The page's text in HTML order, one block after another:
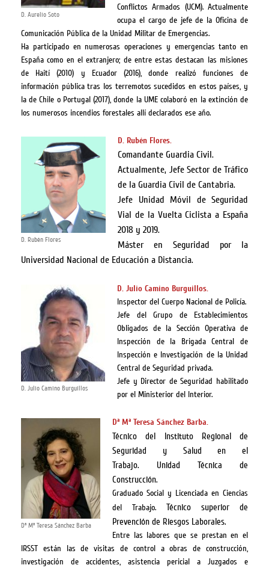
D. Aurelio Soto
Conflictos Armados (UCM). Actualmente
ocupa el cargo de jefe de la Oficina de
Comunicación Pública de la Unidad Militar de Emergencias.
Ha participado en numerosas operaciones y emergencias tanto en
España como en el extranjero; de entre estas destacan las misiones
de Haití (2010) y Ecuador (2016), donde realizó funciones de
información pública tras los terremotos sucedidos en estos países, y
la de Chile o Portugal (2017), donde la UME colaboró en la extinción de
los numerosos incendios forestales allí declarados ese año.
D. Rubén Flores
D. Rubén Flores.
Comandante Guardia Civil.
Actualmente, Jefe Sector de Tráfico
de la Guardia Civil de Cantabria.
Jefe Unidad Móvil de Seguridad
Vial de la Vuelta Ciclista a España
2018 y 2019.
Máster en Seguridad por la
Universidad Nacional de Educación a Distancia.
D. Julio Camino Burguillos
D. Julio Camino Burguillos.
Inspector del Cuerpo Nacional de Policía.
Jefe del Grupo de Establecimientos
Obligados de la Sección Operativa de
Inspección de la Brigada Central de
Inspección e Investigación de la Unidad
Central de Seguridad privada.
Jefe y Director de Seguridad habilitado
por el Ministerior del Interior.
Dª Mª Teresa Sánchez Barba
Dª Mª Teresa Sánchez Barba.
Técnico del Instituto Regional de
Seguridad y Salud en el
Trabajo. Unidad Técnica de
Construcción.
Graduado Social y Licenciada en Ciencias
del Trabajo. Técnico superior de
Prevención de Riesgos Laborales.
Entre las labores que se prestan en el
IRSST están las de visitas de control a obras de construcción,
investigación de accidentes, asistencia pericial a Juzgados e